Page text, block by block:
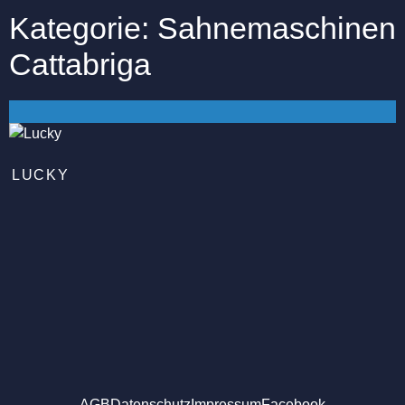
Kategorie: Sahnemaschinen
Cattabriga
LUCKY